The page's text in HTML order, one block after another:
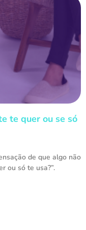
te quer ou se só
de que algo não
ou só te usa?”.